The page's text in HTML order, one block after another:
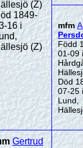
(Z)
1849-
16 i
(Z)
mfm
Född
01-09 i
Död
07-25 i
Lund,
Gertrud